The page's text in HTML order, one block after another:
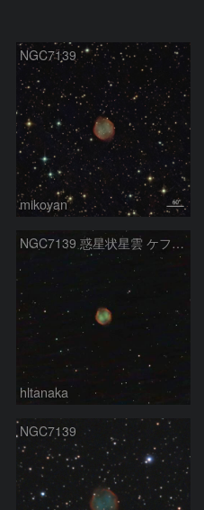
NGC7139
mikoyan
NGC7139 惑星状星雲 ケフェウス座
hltanaka
NGC7139